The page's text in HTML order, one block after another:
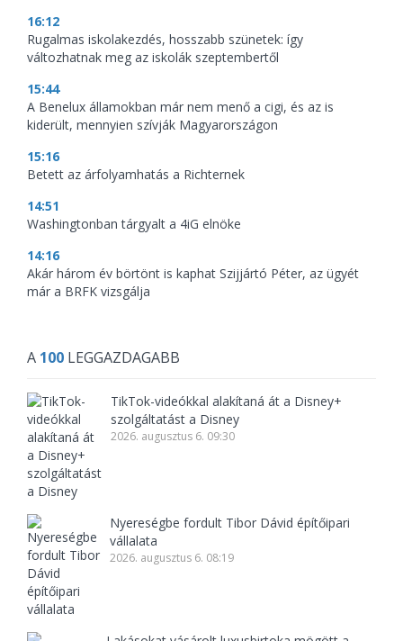
16:12
Rugalmas iskolakezdés, hosszabb szünetek: így
változhatnak meg az iskolák szeptembertől
15:44
A Benelux államokban már nem menő a cigi, és az is
kiderült, mennyien szívják Magyarországon
15:16
Betett az árfolyamhatás a Richternek
14:51
Washingtonban tárgyalt a 4iG elnöke
14:16
Akár három év börtönt is kaphat Szijjártó Péter, az ügyét
már a BRFK vizsgálja
A 100 LEGGAZDAGABB
TikTok-videókkal alakítaná át a Disney+
szolgáltatást a Disney
2026. augusztus 6. 09:30
Nyereségbe fordult Tibor Dávid építőipari
vállalata
2026. augusztus 6. 08:19